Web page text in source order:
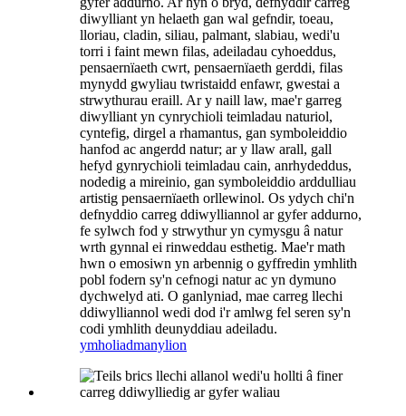
diwylliant yn helaeth gan wal gefndir, toeau,
lloriau, cladin, siliau, palmant, slabiau, wedi'u
torri i faint mewn filas, adeiladau cyhoeddus,
pensaernïaeth cwrt, pensaernïaeth gerddi, filas
mynydd gwyliau twristaidd enfawr, gwestai a
strwythurau eraill. Ar y naill law, mae'r garreg
diwylliant yn cynrychioli teimladau naturiol,
cyntefig, dirgel a rhamantus, gan symboleiddio
hanfod ac angerdd natur; ar y llaw arall, gall
hefyd gynrychioli teimladau cain, anrhydeddus,
nodedig a mireinio, gan symboleiddio arddulliau
artistig pensaernïaeth orllewinol. Os ydych chi'n
defnyddio carreg ddiwylliannol ar gyfer addurno,
fe sylwch fod y strwythur yn cymysgu â natur
wrth gynnal ei rinweddau esthetig. Mae'r math
hwn o emosiwn yn arbennig o gyffredin ymhlith
pobl fodern sy'n cefnogi natur ac yn dymuno
dychwelyd ati. O ganlyniad, mae carreg llechi
ddiwylliannol wedi dod i'r amlwg fel seren sy'n
codi ymhlith deunyddiau adeiladu.
ymholiadmanylion